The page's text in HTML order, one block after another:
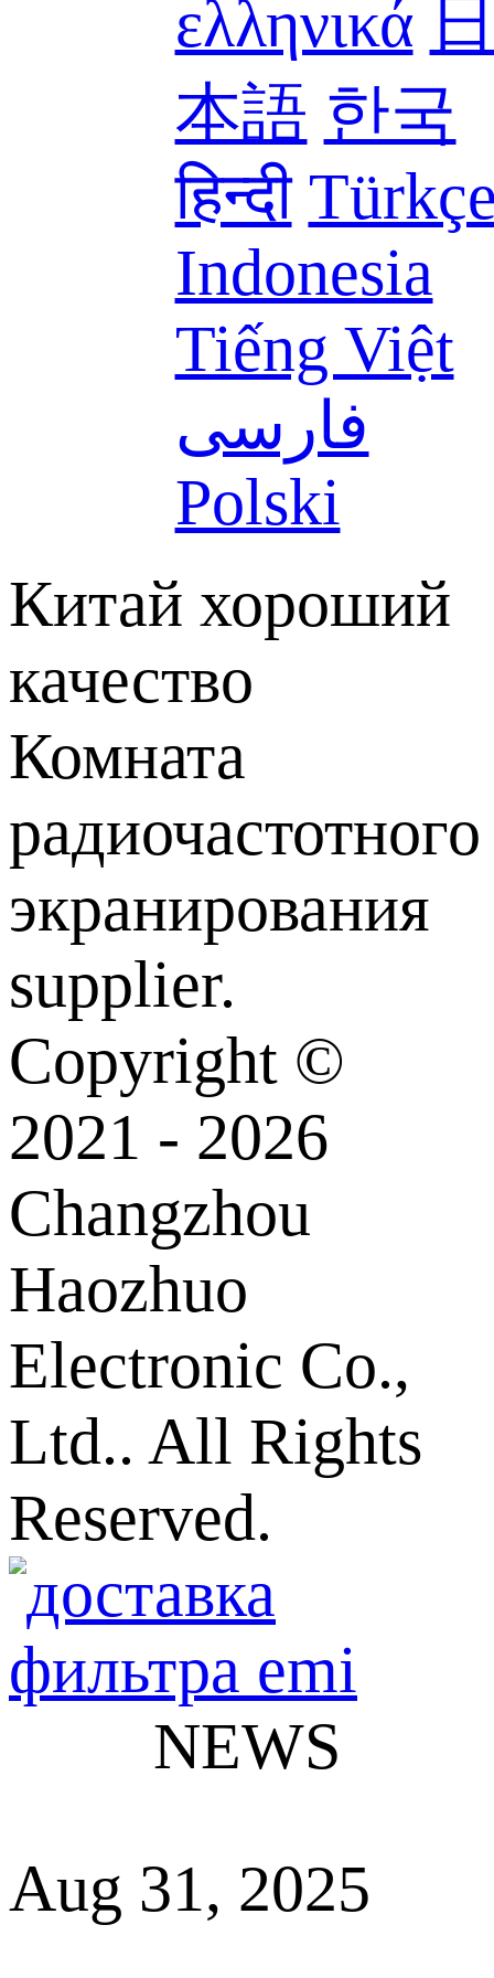
ελληνικά
本語 한국
हिन्दी
Indonesia
Tiếng Việt
فارسی
Polski
Китай хороший
качество
Комната
радиочастотного
экранирования
supplier.
Copyright ©
2021 - 2026
Changzhou
Haozhuo
Electronic Co.,
Ltd.. All Rights
Reserved.
NEWS
Aug 31, 2025